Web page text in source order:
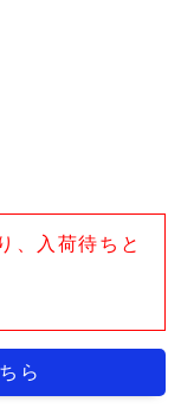
、入荷待ちと
ら